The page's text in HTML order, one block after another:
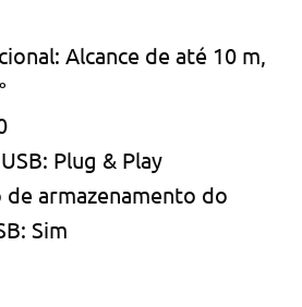
Alcance de até 10 m,
Plug & Play
armazenamento do
Sim